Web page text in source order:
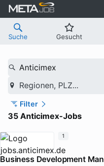
Suche Gesucht
Anticimex
Regionen, PLZ...
Filter
35 Anticimex-Jobs
Business Development
1